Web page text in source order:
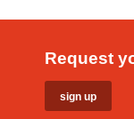
Request